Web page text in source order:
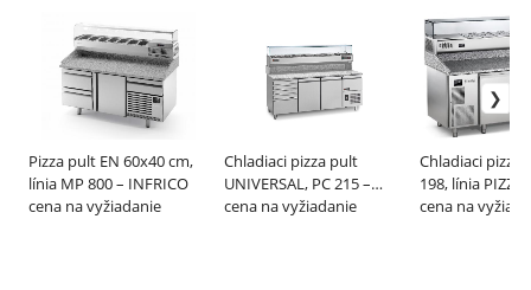
Pizza pult EN 60x40 cm,
línia MP 800 – INFRICO
cena na vyžiadanie
Chladiaci pizza pult
UNIVERSAL, PC 215 –
GEMM
cena na vyžiadanie
Chladiaci pizza
198, línia PIZZA
cena na